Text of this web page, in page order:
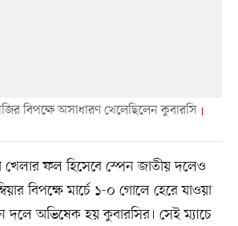
বিপক্ষে অসাধারণ খেলেছিলেন কুবারসি
খেলার ফল হিসেবে স্পেন জাতীয় দলেও
বিপক্ষে মার্চে ১-০ গোলে হেরে যাওয়া
দলে অভিষেক হয় কুবারসির। সেই ম্যাচে